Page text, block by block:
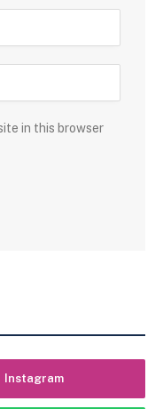
in this browser
Instagram